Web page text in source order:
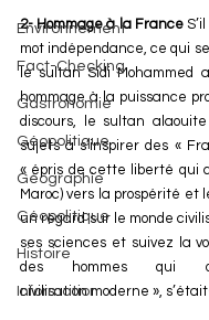
Environnement
Fact-Checking
Gastronomie
Géopolitique
Géographie
Géopolitique
Histoire
Information
2- Hommage à la France
mot indépendance, ce qui
le sultan Sidi Mohammed
hommage à la puissance
discours, le sultan
sujets à s’inspirer des «
« épris de cette liberté qui
Maroc) vers la prospérité et
un regard sur le monde
ses sciences et suivez la
des hommes qui
civilisation moderne »,